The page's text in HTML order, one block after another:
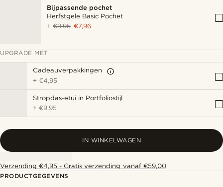
Bijpassende pochet
Herfstgele Basic Pochet
+€9,95 €7,96
UPGRADE MET
Cadeauverpakkingen
+€4,95
Stropdas-etui in Portfoliostijl
+€9,95
IN WINKELWAGEN
Verzending €4,95 - Gratis verzending vanaf €59,00
PRODUCTGEGEVENS